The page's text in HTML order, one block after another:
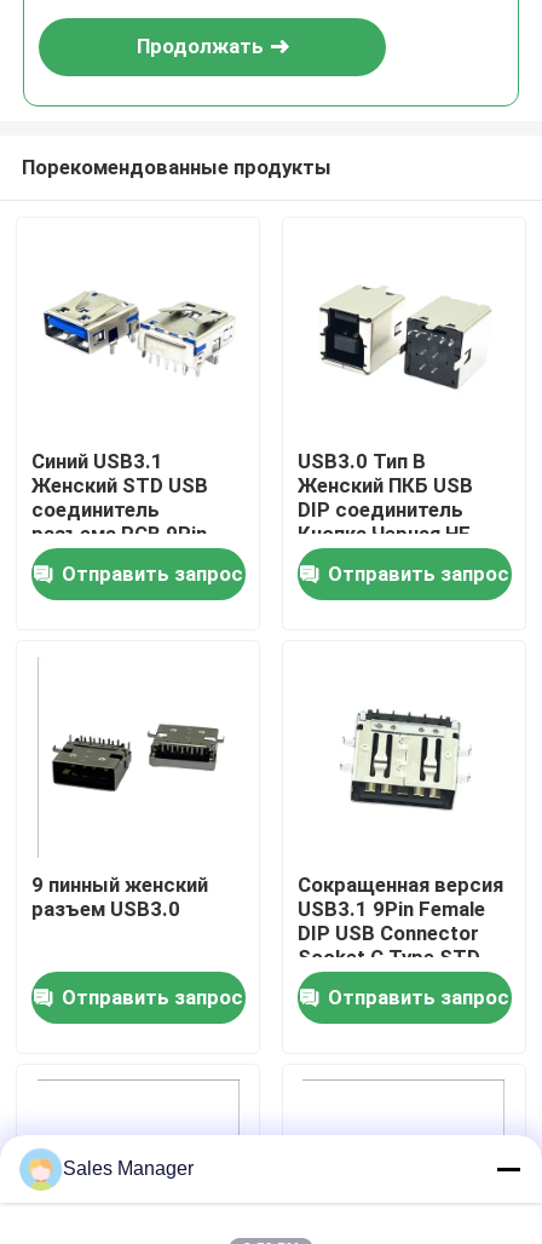
Дом
Путешествие фабрики
Спросите цитату
DIP-разъем USB
Разъем USB-разъема
Продолжать
Порекомендованные продукты
Синий USB3.1
Женский STD USB
соединитель
разъема PCB 9Pin
Отправить запрос
USB3.0 Тип B
Женский ПКБ USB
DIP соединитель
Кнопка Черная HF
180 градусов Форма
T
Отправить запрос
9 пинный женский
разъем USB3.0
Отправить запрос
Сокращенная версия
USB3.1 9Pin Female
DIP USB Connector
Socket C Type STD
Отправить запрос
Sales Manager